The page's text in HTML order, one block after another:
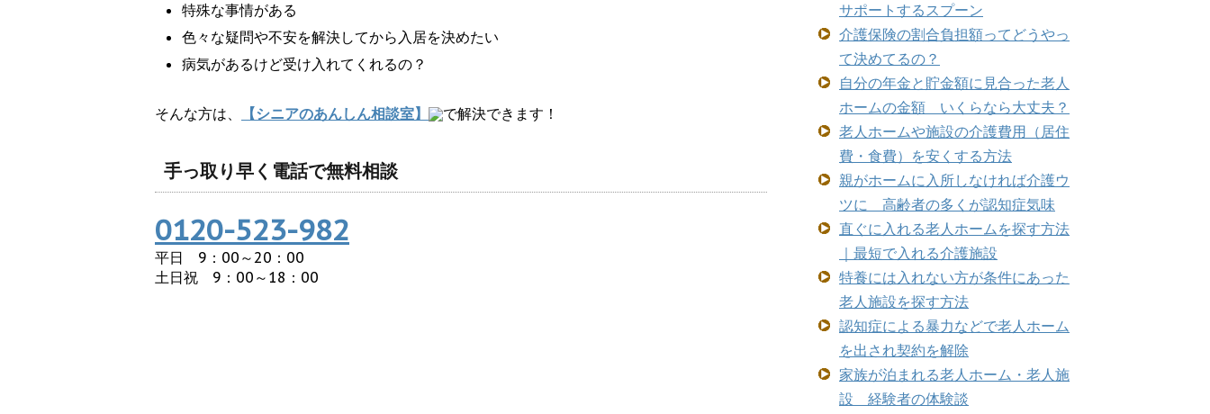
特殊な事情がある
色々な疑問や不安を解決してから入居を決めたい
病気があるけど受け入れてくれるの？
そんな方は、 【シニアのあんしん相談室】 で解決できます！
手っ取り早く電話で無料相談
0120-523-982
平日 9：00～20：00
土日祝 9：00～18：00
サポートするスプーン
介護保険の割合負担額ってどうやっ
て決めてるの？
自分の年金と貯金額に見合った老人
ホームの金額 いくらなら大丈夫？
老人ホームや施設の介護費用（居住
費・食費）を安くする方法
親がホームに入所しなければ介護ウ
ツに 高齢者の多くが認知症気味
直ぐに入れる老人ホームを探す方法
｜最短で入れる介護施設
特養には入れない方が条件にあった
老人施設を探す方法
認知症による暴力などで老人ホーム
を出され契約を解除
家族が泊まれる老人ホーム・老人施
設 経験者の体験談